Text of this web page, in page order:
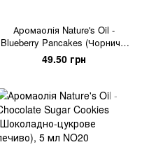
Аромаолія Nature's Oil -
Blueberry Pancakes (Чорничні
оладки), 5 мл
49.50 грн